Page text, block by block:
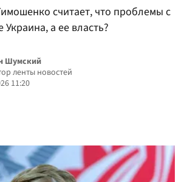
считает, что проблемы с
а ее власть?
Шумский
ленты новостей
11:20